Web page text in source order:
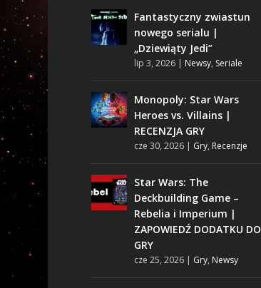
Fantastyczny zwiastun
nowego serialu |
„Dziewiąty Jedi”
lip 3, 2026| Newsy, Seriale
Monopoly: Star Wars
Heroes vs. Villains |
RECENZJA GRY
cze 30, 2026| Gry, Recenzje
Star Wars: The
Deckbuilding Game –
Rebelia i Imperium |
ZAPOWIEDŹ DODATKU DO
GRY
cze 25, 2026| Gry, Newsy